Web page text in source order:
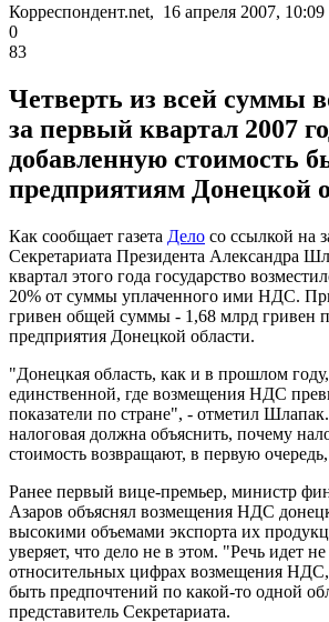
Корреспондент.net, 16 апреля 2007, 10:09
0
83
Четверть из всей суммы
за первый квартал 2007
добавленную стоимость
предприятиям Донецкой
Как сообщает газета Дело со ссылкой на
Секретариата Президента Александра
квартал этого года государство
20% от суммы уплаченного ими НДС.
гривен общей суммы - 1,68 млрд гривен
предприятия Донецкой области.
"Донецкая область, как и в прошлом году,
единственной, где возмещения НДС
показатели по стране", - отметил
налоговая должна объяснить, почему
стоимость возвращают, в первую
Ранее первый вице-премьер, министр
Азаров объяснял возмещения НДС
высокими объемами экспорта их
уверяет, что дело не в этом. "Речь идет
относительных цифрах возмещения НДС,
быть предпочтений по какой-то одной
представитель Секретариата.